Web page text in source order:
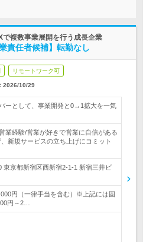
複数事業展開を行う成長企業
責任者候補】転勤なし
リモートワーク可
2026/10/29
ーとして、事業開発と0→1拡大を一気
業経験/営業が好きで営業に自信がある
新規サービスの立ち上げにコミット
東京都新宿区西新宿2-1-1 新宿三井ビ
円（一律手当を含む）※上記には固
円～2…